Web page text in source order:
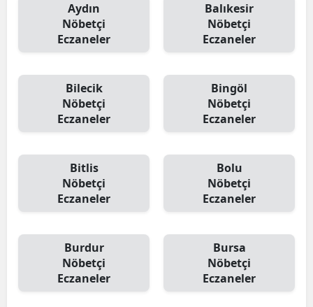
Aydın
Nöbetçi
Eczaneler
Balıkesir
Nöbetçi
Eczaneler
Bilecik
Nöbetçi
Eczaneler
Bingöl
Nöbetçi
Eczaneler
Bitlis
Nöbetçi
Eczaneler
Bolu
Nöbetçi
Eczaneler
Burdur
Nöbetçi
Eczaneler
Bursa
Nöbetçi
Eczaneler